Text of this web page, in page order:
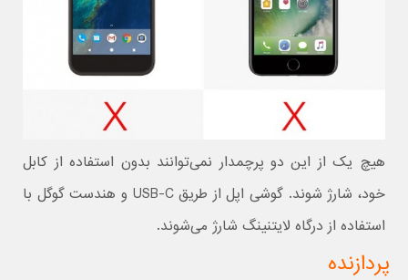
هیچ یک از این دو پرچمدار نمی‌توانند بدون استفاده از کابل
خود، شارژ شوند. گوشی اپل از طریق USB-C و هندست گوگل با
استفاده از درگاه لایتنینگ شارژ می‌شوند.
پردازنده